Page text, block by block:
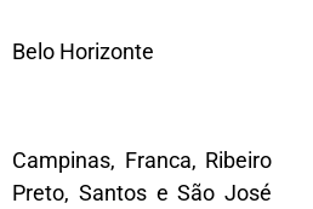
Belo Horizonte
Campinas, Franca, Ribeiro
Preto, Santos e São José